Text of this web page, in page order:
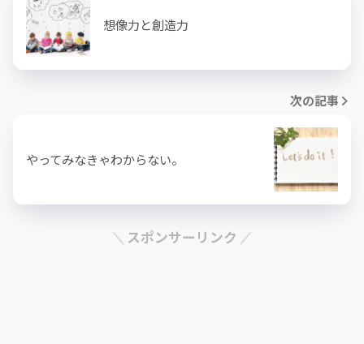
想像力と創造力
次の記事
やってみなきゃわからない。
スポンサーリンク